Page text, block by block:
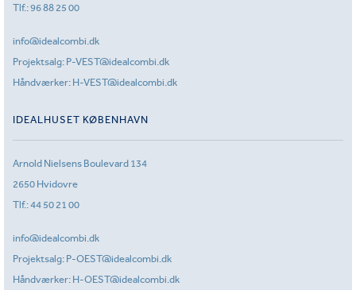
Tlf.:96 88 25 00
info@idealcombi.dk
Projektsalg: P-VEST@idealcombi.dk
Håndværker: H-VEST@idealcombi.dk
IDEALHUSET KØBENHAVN
Arnold Nielsens Boulevard 134
2650 Hvidovre
Tlf.:44 50 21 00
info@idealcombi.dk
Projektsalg: P-OEST@idealcombi.dk
Håndværker: H-OEST@idealcombi.dk